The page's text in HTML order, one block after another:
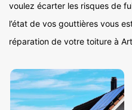
voulez écarter les risques de
l’état de vos gouttières vous
réparation de votre toiture à